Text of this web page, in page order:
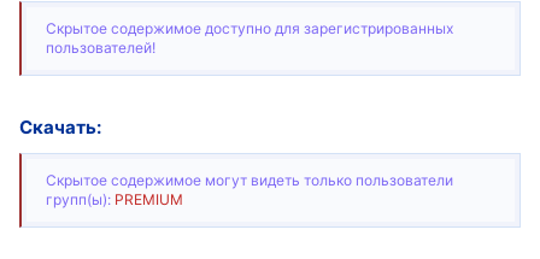
Скрытое содержимое доступно для зарегистрированных
пользователей!
Скачать:
Скрытое содержимое могут видеть только пользователи
групп(ы): PREMIUM